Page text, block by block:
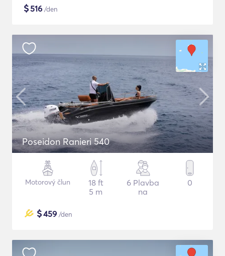
$516 /den
Poseidon Ranieri 540
Motorový člun
18 ft
5 m
6 Plavba
na
0
$459 /den